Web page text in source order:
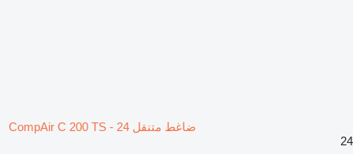
ضاغط متنقل CompAir C 200 TS - 24
24